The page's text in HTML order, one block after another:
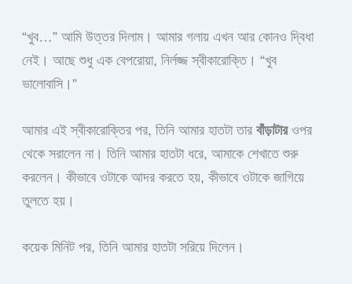
“খুব…” আমি উত্তর দিলাম। আমার গলায় এখন আর কোনও দ্বিধা
নেই। আছে শুধু এক বেপরোয়া, নির্লজ্জ স্বীকারোক্তি। “খুব
ভালোবাসি।”
আমার এই স্বীকারোক্তির পর, তিনি আমার হাতটা তার বাঁড়াটারওপর
থেকে সরালেন না। তিনি আমার হাতটা ধরে, আমাকে শেখাতে শুরু
করলেন। কীভাবে ওটাকে আদর করতে হয়, কীভাবে ওটাকে জাগিয়ে
তুলতে হয়।
কয়েক মিনিট পর, তিনি আমার হাতটা সরিয়ে দিলেন।